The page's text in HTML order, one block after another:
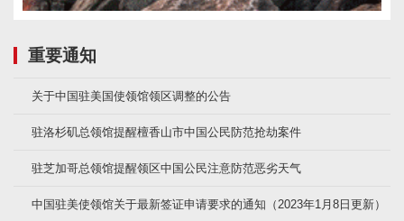
重要通知
关于中国驻美国使领馆领区调整的公告
驻洛杉矶总领馆提醒檀香山市中国公民防范抢劫案件
驻芝加哥总领馆提醒领区中国公民注意防范恶劣天气
中国驻美使领馆关于最新签证申请要求的通知（2023年1月8日更新）